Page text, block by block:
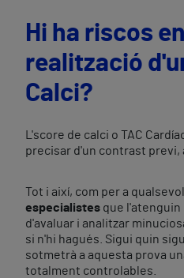
Hi ha riscos
realització
Calci?
L'score de calci o TAC
precisar d'un contrast previ,
Tot i així, com per a
especialistes que
d'avaluar i analitzar
si n'hi hagués. Sigui quin
sotmetrà a aquesta prova
totalment controlables.